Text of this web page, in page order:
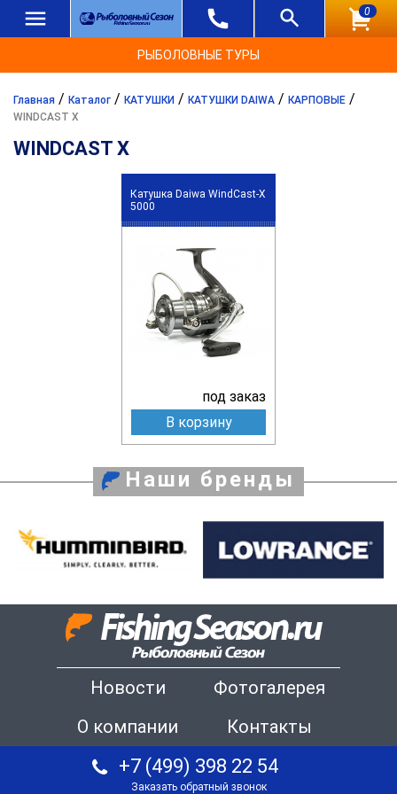
0
РЫБОЛОВНЫЕ ТУРЫ
Главная / Каталог / КАТУШКИ / КАТУШКИ DAIWA / КАРПОВЫЕ /
WINDCAST X
WINDCAST X
Катушка Daiwa WindCast-X
5000
под заказ
В корзину
Наши бренды
Новости
Фотогалерея
О компании
Контакты
+7 (499) 398 22 54
Заказать обратный звонок